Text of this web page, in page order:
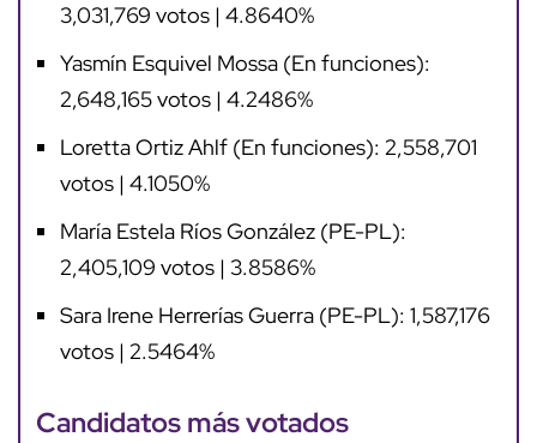
3,031,769 votos | 4.8640%
Yasmín Esquivel Mossa (En funciones):
2,648,165 votos | 4.2486%
Loretta Ortiz Ahlf (En funciones): 2,558,701
votos | 4.1050%
María Estela Ríos González (PE-PL):
2,405,109 votos | 3.8586%
Sara Irene Herrerías Guerra (PE-PL): 1,587,176
votos | 2.5464%
Candidatos más votados